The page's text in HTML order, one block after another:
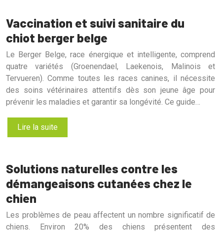
Vaccination et suivi sanitaire du
chiot berger belge
Le Berger Belge, race énergique et intelligente, comprend
quatre variétés (Groenendael, Laekenois, Malinois et
Tervueren). Comme toutes les races canines, il nécessite
des soins vétérinaires attentifs dès son jeune âge pour
prévenir les maladies et garantir sa longévité. Ce guide…
Lire la suite
Solutions naturelles contre les
démangeaisons cutanées chez le
chien
Les problèmes de peau affectent un nombre significatif de
chiens. Environ 20% des chiens présentent des